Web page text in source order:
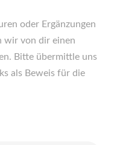
oder Ergänzungen
wir von dir einen
Bitte übermittle uns
als Beweis für die